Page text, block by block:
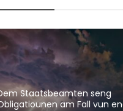
Staatsbeamten seng
am Fall vun